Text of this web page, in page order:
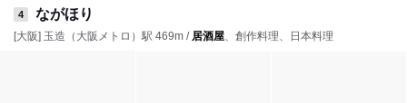
4 ながほり
[大阪] 玉造（大阪メトロ）駅 469m / 居酒屋 、創作料理、日本料理